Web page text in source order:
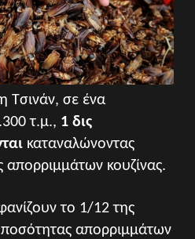
Τσινάν, σε ένα
τ.μ., 1 δις
καταναλώνοντας
απορριμμάτων κουζίνας.
το 1/12 της
απορριμμάτων